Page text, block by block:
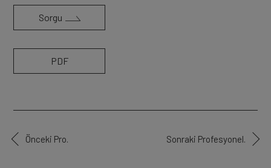
Sorgu
PDF
Önceki Pro. Sonraki Profesyonel.